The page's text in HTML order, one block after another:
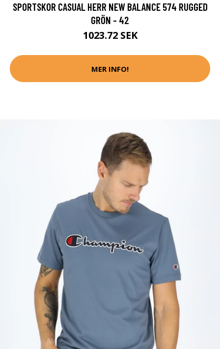
SPORTSKOR CASUAL HERR NEW BALANCE 574 RUGGED
GRÖN - 42
1023.72 SEK
MER INFO!